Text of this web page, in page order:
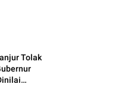
Tolak